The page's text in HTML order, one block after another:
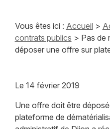
Vous êtes ici : Accueil >
contrats publics > Pas de
déposer une offre sur
Le 14 février 2019
Une offre doit être
plateforme de